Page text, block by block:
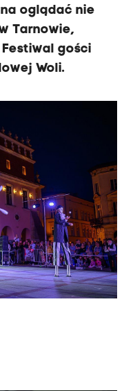
oglądać nie
Tarnowie,
gości
Woli.